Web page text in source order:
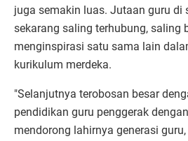
juga semakin luas. Jutaan guru di
sekarang saling terhubung, saling
menginspirasi satu sama lain
kurikulum merdeka.
"Selanjutnya terobosan besar
pendidikan guru penggerak
mendorong lahirnya generasi